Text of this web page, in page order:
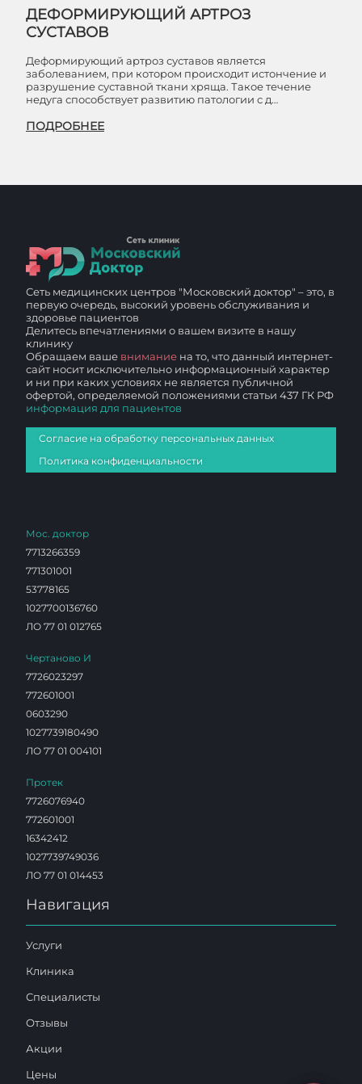
ДЕФОРМИРУЮЩИЙ АРТРОЗ
СУСТАВОВ
Деформирующий артроз суставов является
заболеванием, при котором происходит истончение и
разрушение суставной ткани хряща. Такое течение
недуга способствует развитию патологии с д…
ПОДРОБНЕЕ
Сеть медицинских центров "Московский доктор" – это, в
первую очередь, высокий уровень обслуживания и
здоровье пациентов
Делитесь впечатлениями о вашем визите в нашу
клинику
Обращаем ваше внимание на то, что данный интернет-
сайт носит исключительно информационный характер
и ни при каких условиях не является публичной
офертой, определяемой положениями статьи 437 ГК РФ
информация для пациентов
Согласие на обработку персональных данных
Политика конфиденциальности
Мос. доктор
7713266359
771301001
53778165
1027700136760
ЛО 77 01 012765
Чертаново И
7726023297
772601001
0603290
1027739180490
ЛО 77 01 004101
Протек
7726076940
772601001
16342412
1027739749036
ЛО 77 01 014453
Навигация
Услуги
Клиника
Специалисты
Отзывы
Акции
Цены